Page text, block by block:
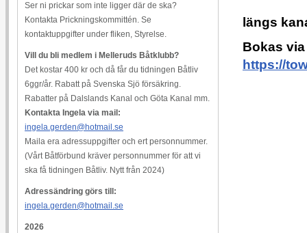
Ser ni prickar som inte ligger där de ska?
Kontakta Prickningskommittén. Se
kontaktuppgifter under fliken, Styrelse.
Vill du bli medlem i Melleruds Båtklubb?
Det kostar 400 kr och då får du tidningen Båtliv
6ggr/år. Rabatt på Svenska Sjö försäkring.
Rabatter på Dalslands Kanal och Göta Kanal mm.
Kontakta Ingela via mail:
ingela.gerden@hotmail.se
Maila era adressuppgifter och ert personnummer.
(Vårt Båtförbund kräver personnummer för att vi
ska få tidningen Båtliv. Nytt från 2024)
Adressändring görs till:
ingela.gerden@hotmail.se
2026
längs
Bokas
https://